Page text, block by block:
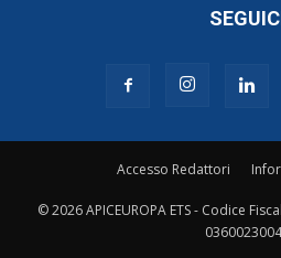
Accesso Redattori
© 2026 APICEUROPA ETS - Codice